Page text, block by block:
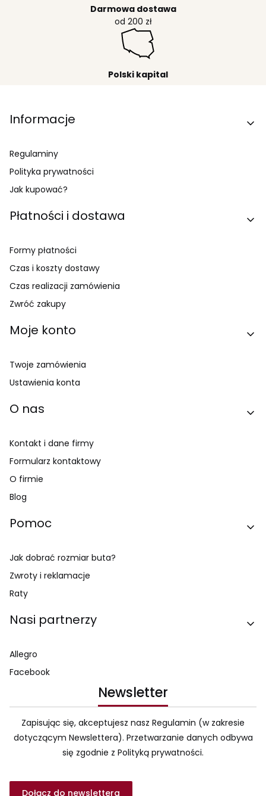
Darmowa dostawa
od 200 zł
Polski kapital
Linki w stopce
Informacje
Regulaminy
Polityka prywatności
Jak kupować?
Płatności i dostawa
Formy płatności
Czas i koszty dostawy
Czas realizacji zamówienia
Zwróć zakupy
Moje konto
Twoje zamówienia
Ustawienia konta
O nas
Kontakt i dane firmy
Formularz kontaktowy
O firmie
Blog
Pomoc
Jak dobrać rozmiar buta?
Zwroty i reklamacje
Raty
Nasi partnerzy
Allegro
Facebook
Newsletter
Dołącz do newslettera
Zapisując się, akceptujesz nasz Regulamin (w zakresie
dotyczącym Newslettera). Przetwarzanie danych odbywa
się zgodnie z Polityką prywatności.